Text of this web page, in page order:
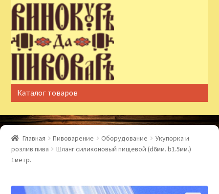
Перейти
навигации
Перейти
содержимому
Каталог товаров
Главная Пивоварение Оборудование
Укупорка и
розлив пива
Шланг силиконовый пищевой (d6мм. b1.5мм.)
1метр.